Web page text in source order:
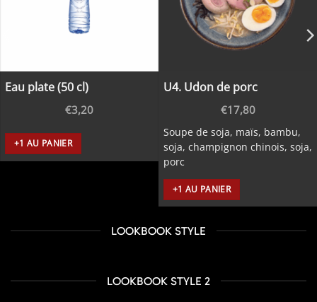
Eau plate (50 cl)
€3,20
+1 AU PANIER
U4. Udon de porc
€17,80
Soupe de soja, maïs, bambu,
soja, champignon chinois, soja,
porc
+1 AU PANIER
LOOKBOOK STYLE
LOOKBOOK STYLE 2